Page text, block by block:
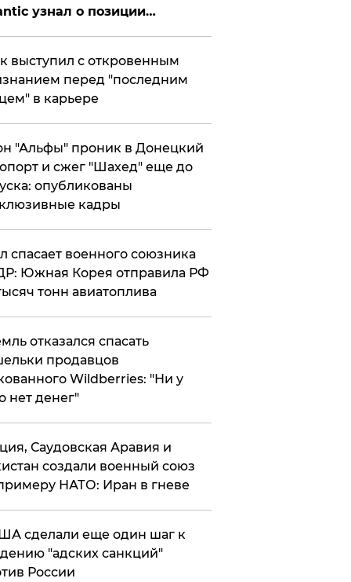
узнал о позиции
выступил с откровенным
перед "последним
в карьере
"Альфы" проник в Донецкий
и сжег "Шахед" еще до
опубликованы
кадры
спасает военного союзника
Южная Корея отправила РФ
тонн авиатоплива
отказался спасать
продавцов
Wildberries: "Ни у
нет денег"
Саудовская Аравия и
создали военный союз
НАТО: Иран в гневе
сделали еще один шаг к
"адских санкций"
России